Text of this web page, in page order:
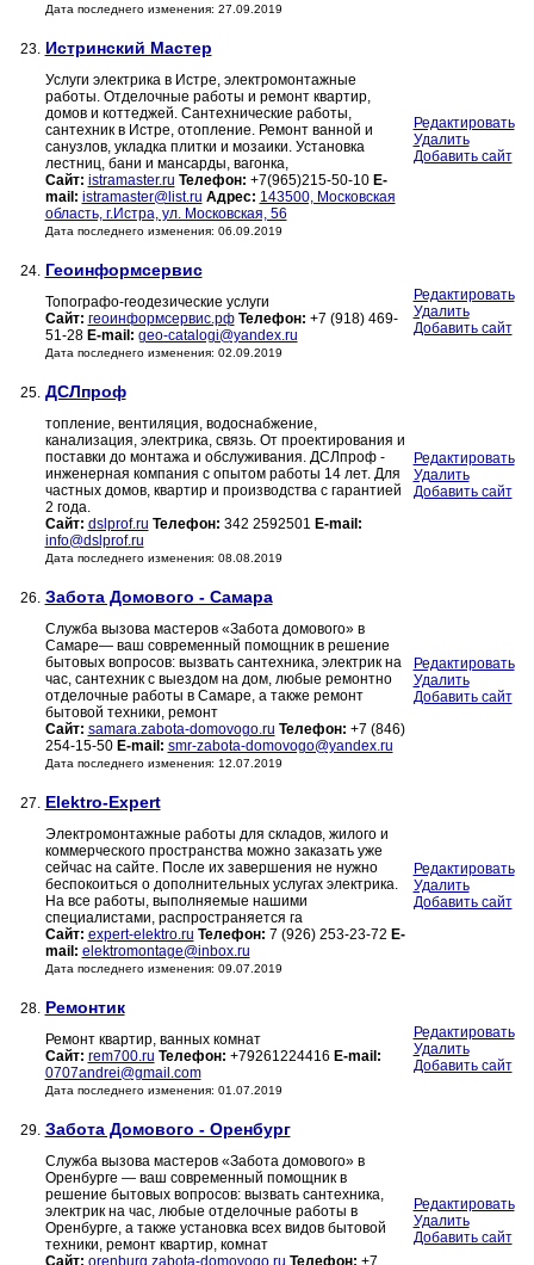
Дата последнего изменения: 27.09.2019
23. Истринский Мастер
Услуги электрика в Истре, электромонтажные
работы. Отделочные работы и ремонт квартир,
домов и коттеджей. Сантехнические работы,
сантехник в Истре, отопление. Ремонт ванной и
санузлов, укладка плитки и мозаики. Установка
лестниц, бани и мансарды, вагонка,
Сайт: istramaster.ru Телефон: +7(965)215-50-10 E-
mail: istramaster@list.ru Адрес: 143500, Московская
область, г.Истра, ул. Московская, 56
Дата последнего изменения: 06.09.2019
Редактировать
Удалить
Добавить сайт
24. Геоинформсервис
Топографо-геодезические услуги
Сайт: геоинформсервис.рф Телефон: +7 (918) 469-
51-28 E-mail: geo-catalogi@yandex.ru
Дата последнего изменения: 02.09.2019
Редактировать
Удалить
Добавить сайт
25. ДСЛпроф
топление, вентиляция, водоснабжение,
канализация, электрика, связь. От проектирования и
поставки до монтажа и обслуживания. ДСЛпроф -
инженерная компания с опытом работы 14 лет. Для
частных домов, квартир и производства с гарантией
2 года.
Сайт: dslprof.ru Телефон: 342 2592501 E-mail:
info@dslprof.ru
Дата последнего изменения: 08.08.2019
Редактировать
Удалить
Добавить сайт
26. Забота Домового - Самара
Служба вызова мастеров «Забота домового» в
Самаре— ваш современный помощник в решение
бытовых вопросов: вызвать сантехника, электрик на
час, сантехник с выездом на дом, любые ремонтно
отделочные работы в Самаре, а также ремонт
бытовой техники, ремонт
Сайт: samara.zabota-domovogo.ru Телефон: +7 (846)
254-15-50 E-mail: smr-zabota-domovogo@yandex.ru
Дата последнего изменения: 12.07.2019
Редактировать
Удалить
Добавить сайт
27. Elektro-Expert
Электромонтажные работы для складов, жилого и
коммерческого пространства можно заказать уже
сейчас на сайте. После их завершения не нужно
беспокоиться о дополнительных услугах электрика.
На все работы, выполняемые нашими
специалистами, распространяется га
Сайт: expert-elektro.ru Телефон: 7 (926) 253-23-72 E-
mail: elektromontage@inbox.ru
Дата последнего изменения: 09.07.2019
Редактировать
Удалить
Добавить сайт
28. Ремонтик
Ремонт квартир, ванных комнат
Сайт: rem700.ru Телефон: +79261224416 E-mail:
0707andrei@gmail.com
Дата последнего изменения: 01.07.2019
Редактировать
Удалить
Добавить сайт
29. Забота Домового - Оренбург
Служба вызова мастеров «Забота домового» в
Оренбурге — ваш современный помощник в
решение бытовых вопросов: вызвать сантехника,
электрик на час, любые отделочные работы в
Оренбурге, а также установка всех видов бытовой
техники, ремонт квартир, комнат
Редактировать
Удалить
Добавить сайт